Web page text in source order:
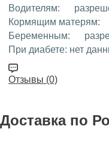
Водителям:
Кормящим матерям:
Беременным:
При диабете: нет
Отзывы (0)
Доставка по